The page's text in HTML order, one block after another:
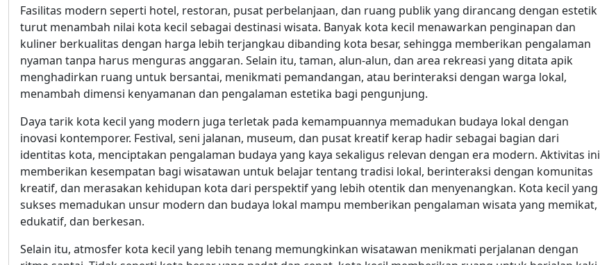
Fasilitas modern seperti hotel, restoran, pusat perbelanjaan, dan ruang publik yang dirancang dengan estetik
turut menambah nilai kota kecil sebagai destinasi wisata. Banyak kota kecil menawarkan penginapan dan
kuliner berkualitas dengan harga lebih terjangkau dibanding kota besar, sehingga memberikan pengalaman
nyaman tanpa harus menguras anggaran. Selain itu, taman, alun-alun, dan area rekreasi yang ditata apik
menghadirkan ruang untuk bersantai, menikmati pemandangan, atau berinteraksi dengan warga lokal,
menambah dimensi kenyamanan dan pengalaman estetika bagi pengunjung.
Daya tarik kota kecil yang modern juga terletak pada kemampuannya memadukan budaya lokal dengan
inovasi kontemporer. Festival, seni jalanan, museum, dan pusat kreatif kerap hadir sebagai bagian dari
identitas kota, menciptakan pengalaman budaya yang kaya sekaligus relevan dengan era modern. Aktivitas ini
memberikan kesempatan bagi wisatawan untuk belajar tentang tradisi lokal, berinteraksi dengan komunitas
kreatif, dan merasakan kehidupan kota dari perspektif yang lebih otentik dan menyenangkan. Kota kecil yang
sukses memadukan unsur modern dan budaya lokal mampu memberikan pengalaman wisata yang memikat,
edukatif, dan berkesan.
Selain itu, atmosfer kota kecil yang lebih tenang memungkinkan wisatawan menikmati perjalanan dengan